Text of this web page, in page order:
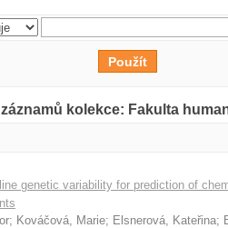
kolekce: Fakulta
genetic variability for prediction of
; Kováčová, Marie; Elsnerová, Kateřina;